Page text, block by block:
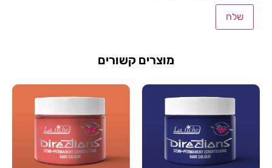
מוצרים קשורים